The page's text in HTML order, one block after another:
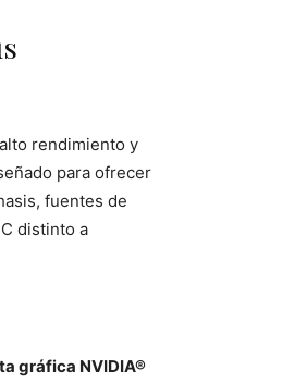
rendimiento y
para ofrecer
fuentes de
distinto a
gráfica NVIDIA®